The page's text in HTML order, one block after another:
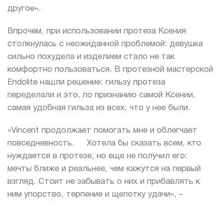
другое».
Впрочем, при использовании протеза Ксения
столкнулась с неожиданной проблемой: девушка
сильно похудела и изделием стало не так
комфортно пользоваться. В протезной мастерской
Endolite нашли решение: гильзу протеза
переделали и это, по признанию самой Ксении,
самая удобная гильза из всех, что у нее были.
«Vinсent продолжает помогать мне и облегчает
повседневность. Хотела бы сказать всем, кто
нуждается в протезе, но еще не получил его:
мечты ближе и реальнее, чем кажутся на первый
взгляд. Стоит не забывать о них и прибавлять к
ним упорство, терпение и щепотку удачи», –